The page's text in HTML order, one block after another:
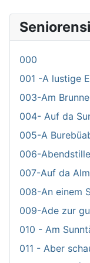
000
001 -A lustige
003-Am
004- Auf da
005-A
006-
007-Auf da
008-An einem
009-Ade zur
010 - Am
011 - Aber